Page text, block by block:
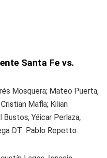
Santa Fe vs.
Mosquera; Mateo Puerta,
Mafla; Kilian
Bustos, Yéicar Perlaza,
DT: Pablo Repetto.